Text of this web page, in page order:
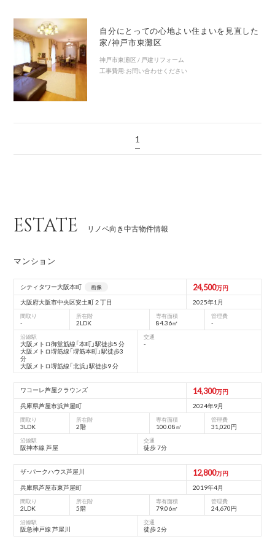
自分にとっての心地よい住まいを見直した
家/神戸市東灘区
神戸市東灘区 / 戸建リフォーム
工事費用:お問い合わせください
1
ESTATE リノベ向き中古物件情報
マンション
シティタワー大阪本町 画像 24,500万円
大阪府大阪市中央区安土町２丁目
2025年1月
間取り
-
所在階
2LDK
専有面積
84.36㎡
管理費
-
沿線駅
大阪メトロ御堂筋線「本町」駅徒歩5 分
大阪メトロ堺筋線「堺筋本町」駅徒歩3
分
大阪メトロ堺筋線「北浜」駅徒歩9 分
交通
-
ワコーレ芦屋クラウンズ 14,300万円
兵庫県芦屋市浜芦屋町
2024年9月
間取り
3LDK
所在階
2階
専有面積
100.08㎡
管理費
31,020円
沿線駅
阪神本線 芦屋
交通
徒歩 7分
ザ・パークハウス芦屋川 12,800万円
兵庫県芦屋市東芦屋町
2019年4月
間取り
2LDK
所在階
5階
専有面積
79.06㎡
管理費
24,670円
沿線駅
阪急神戸線 芦屋川
交通
徒歩 2分